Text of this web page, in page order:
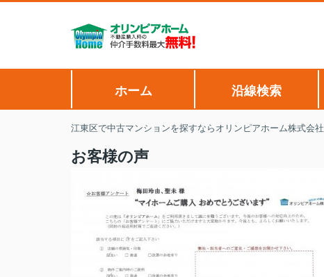
ホーム 沿線検索
江東区で中古マンションを探すならオリンピアホーム株式会社
お客様の声